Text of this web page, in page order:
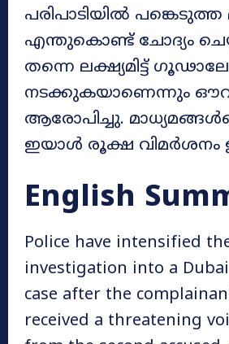
പരിപാടിയിൽ പങ്കെടുത്ത
എന്തുകൊണ്ട് ചോദ്യം
തന്നെ ലക്ഷ്യമിട്ട്
നടക്കുകയാണെന്നും
ആരോപിച്ചു.
ഇയാൾ രൂക്ഷ വിമർശനം
English
Police have intensified
investigation into a
case after the
received a threatening